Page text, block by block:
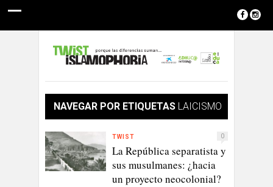
NAVEGAR POR ETIQUETAS LAICISMO
TWIST 0
La República separatista y
sus musulmanes: ¿hacia
un proyecto neocolonial?